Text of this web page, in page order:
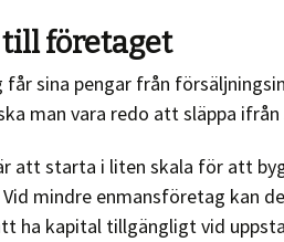
företaget
sina pengar från
man vara redo att släppa
att starta i liten skala för att
mindre enmansföretag kan
ha kapital tillgängligt vid